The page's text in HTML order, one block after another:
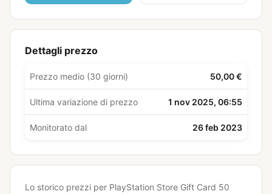
Dettagli prezzo
Prezzo medio (30 giorni) 50,00 €
Ultima variazione di prezzo 1 nov 2025, 06:55
Monitorato dal 26 feb 2023
Lo storico prezzi per PlayStation Store Gift Card 50